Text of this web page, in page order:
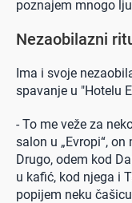
poznajem mnogo
Nezaobilazni
Ima i svoje
spavanje u "Hotelu
- To me veže za
salon u „Evropi“,
Drugo, odem kod
u kafić, kod njega i
popijem neku